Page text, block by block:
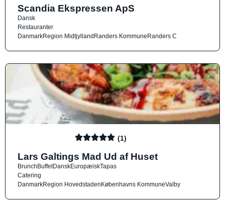
Scandia Ekspressen ApS
Dansk
Restauranter
DanmarkRegion MidtjyllandRanders KommuneRanders C
(1)
Lars Galtings Mad Ud af Huset
BrunchBuffetDanskEuropæiskTapas
Catering
DanmarkRegion HovedstadenKøbenhavns KommuneValby